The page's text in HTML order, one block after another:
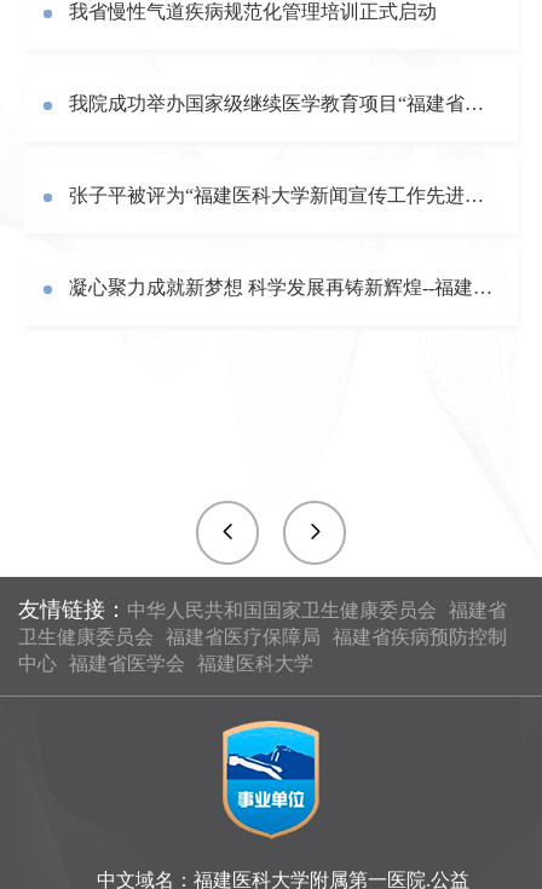
我省慢性气道疾病规范化管理培训正式启动
我院成功举办国家级继续医学教育项目“福建省麻风防治培训班”
张子平被评为“福建医科大学新闻宣传工作先进个人”
凝心聚力成就新梦想 科学发展再铸新辉煌--福建医科大学附属第一医院2012年度“两代会”《医院工作报告》（摘要）
友情链接： 中华人民共和国国家卫生健康委员会
福建省
卫生健康委员会
福建省医疗保障局
福建省疾病预防控制
中心 福建省医学会 福建医科大学
中文域名：福建医科大学附属第一医院.公益